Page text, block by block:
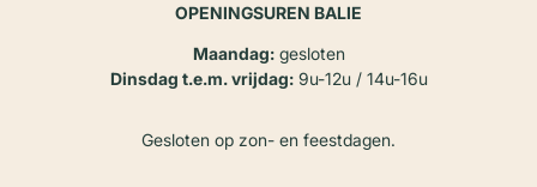
OPENINGSUREN BALIE
Maandag:gesloten
Dinsdag t.e.m. vrijdag:9u-12u / 14u-16u
Gesloten op zon- en feestdagen.